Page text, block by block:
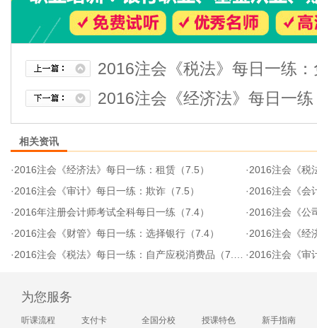
2016注会《税法》每日一练
2016注会《经济法》每日一
相关资讯
·2016注会《经济法》每日一练：租赁（7.5） ·2016注会《税
·2016注会《审计》每日一练：欺诈（7.5） ·2016注会《会
·2016年注册会计师考试全科每日一练（7.4） ·2016注会《公司
·2016注会《财管》每日一练：选择银行（7.4） ·2016注会《经
·2016注会《税法》每日一练：自产应税消费品（7.4） ·2016注会《审
为您服务
听课流程 支付卡 全国分校 授课特色 新手指南